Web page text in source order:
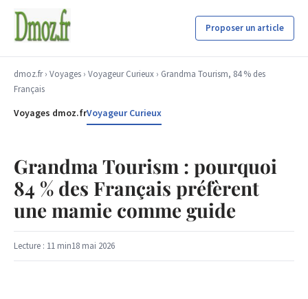
Proposer un article
dmoz.fr› Voyages › Voyageur Curieux › Grandma Tourism, 84 % des
Français
Voyages dmoz.frVoyageur Curieux
Grandma Tourism : pourquoi
84 % des Français préfèrent
une mamie comme guide
Lecture : 11 min18 mai 2026